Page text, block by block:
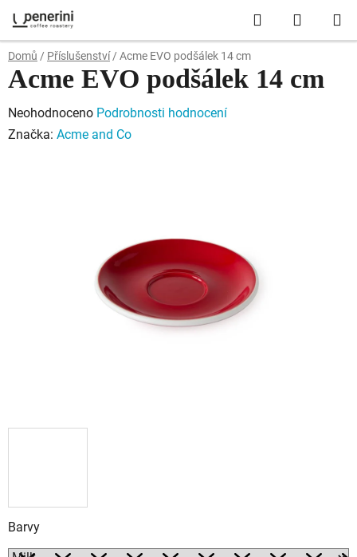
na
obsah
Hledat
KOŠÍK
Domů / Příslušenství / Acme EVO podšálek 14 cm
Barvy
Acme EVO podšálek 14 cm
Průměrné
hodnocení
Neohodnoceno Podrobnosti hodnocení
Značka: Acme and Co